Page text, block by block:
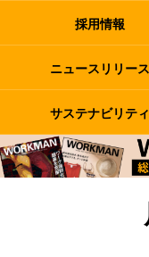
採用情報
ニュースリリース
サステナビリティ